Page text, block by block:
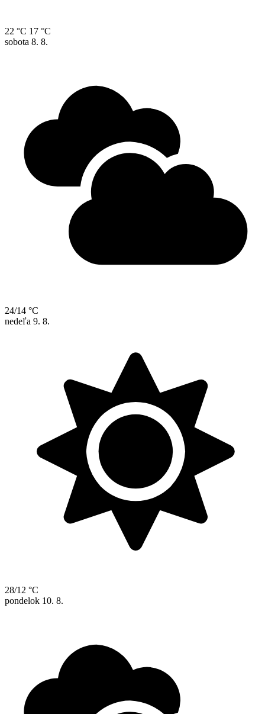
22 °C 17 °C
sobota 8. 8.
24/14 °C
nedeľa 9. 8.
28/12 °C
pondelok 10. 8.